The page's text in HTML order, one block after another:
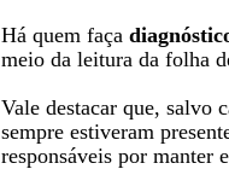
Há quem faça
meio da leitura da folha
Vale destacar que, salvo
sempre estiveram
responsáveis por manter